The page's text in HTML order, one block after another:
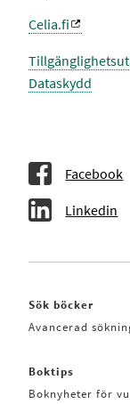
Celia.fi
Dataskydd
Facebook
Linkedin
Sök böcker
Avancerad
Boktips
Boknyheter för